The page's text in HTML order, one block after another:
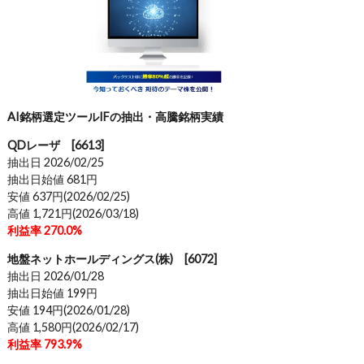
AI銘柄選定ツールIFの抽出・高騰銘柄実績
QDレーザ [6613]
抽出日 2026/02/25
抽出日始値 681円
安値 637円(2026/02/25)
高値 1,721円(2026/03/18)
利益率 270.0%
地盤ネットホールディングス(株) [6072]
抽出日 2026/01/28
抽出日始値 199円
安値 194円(2026/01/28)
高値 1,580円(2026/02/17)
利益率 793.9%